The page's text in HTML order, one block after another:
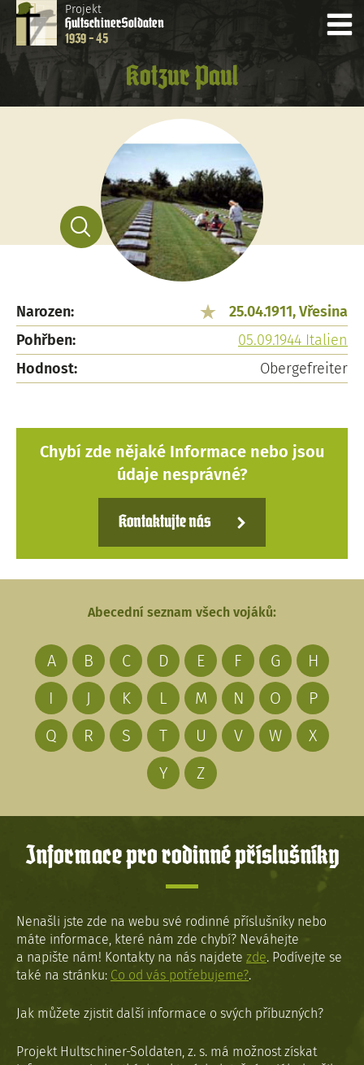
Projekt
HultschinerSoldaten
1939 - 45
Kotzur Paul
Narozen:
25.04.1911, Vřesina
Pohřben:
05.09.1944 Italien
Hodnost:
Obergefreiter
Chybí zde nějaké Informace nebo jsou
údaje nesprávné?
Kontaktujte nás
Abecední seznam všech vojáků:
A B C D E F G
H
I
J K L M N O
P
Q
R S T U V W
X
Y
Z
Informace pro rodinné příslušníky
Nenašli jste zde na webu své rodinné příslušníky nebo
máte informace, které nám zde chybí? Neváhejte
a napište nám! Kontakty na nás najdete zde. Podívejte se
také na stránku: Co od vás potřebujeme?.
Jak můžete zjistit další informace o svých příbuzných?
Projekt Hultschiner-Soldaten, z. s. má možnost získat